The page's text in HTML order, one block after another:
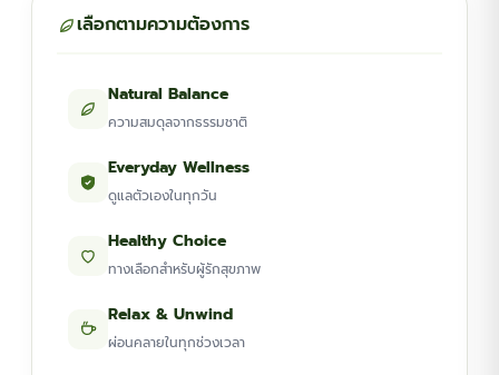
เลือกตามความต้องการ
Natural Balance
ความสมดุลจากธรรมชาติ
Everyday Wellness
ดูแลตัวเองในทุกวัน
Healthy Choice
ทางเลือกสำหรับผู้รักสุขภาพ
Relax & Unwind
ผ่อนคลายในทุกช่วงเวลา